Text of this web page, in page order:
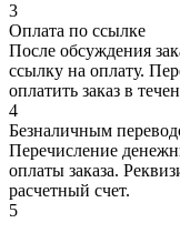
3
Оплата по ссылке
После обсуждения
ссылку на оплату.
оплатить заказ в
4
Безналичным
Перечисление
оплаты заказа.
расчетный счет.
5